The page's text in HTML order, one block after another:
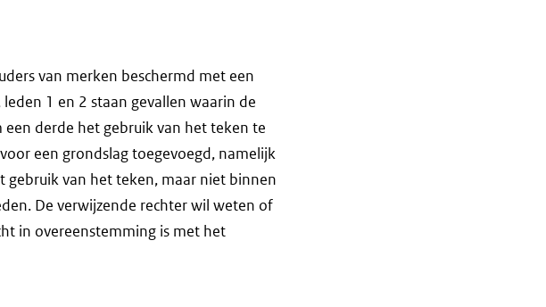
van merken beschermd met een
1 en 2 staan gevallen waarin de
derde het gebruik van het teken te
een grondslag toegevoegd, namelijk
gebruik van het teken, maar niet binnen
De verwijzende rechter wil weten of
in overeenstemming is met het